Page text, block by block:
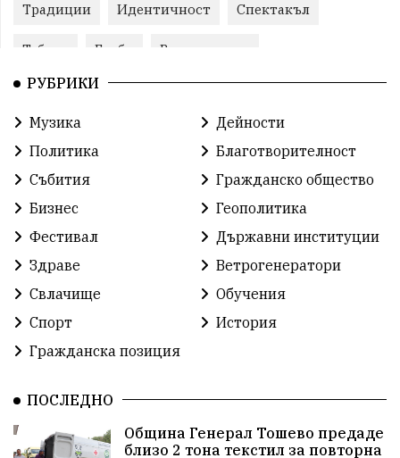
Традиции Идентичност Спектакъл
Табели Глоби Велотуризъм
Благотворителност
Работа Народност
Ретро Международен Футбол
Лига екология протест
Одринци
Концерт Победа Баскетбол
Усмивки история празник
Община Добрич
Шах Балканиада Спорт Световен
РУБРИКИ
Музика
Дейности
Политика
Благотворителност
Събития
Гражданско общество
Бизнес
Геополитика
Фестивал
Държавни институции
Здраве
Ветрогенератори
Свлачище
Обучения
Спорт
История
Гражданска позиция
ПОСЛЕДНО
Община Генерал Тошево предаде
близо 2 тона текстил за повторна